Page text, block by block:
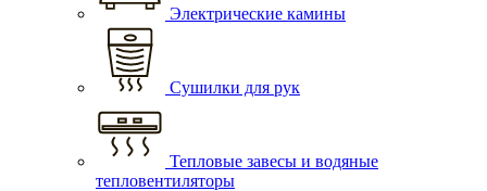
Электрические камины
Сушилки для рук
Тепловые завесы и водяные
тепловентиляторы